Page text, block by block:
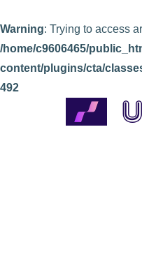
Warning: Trying to access
/home/c9606465/
content/plugins/cta/
492